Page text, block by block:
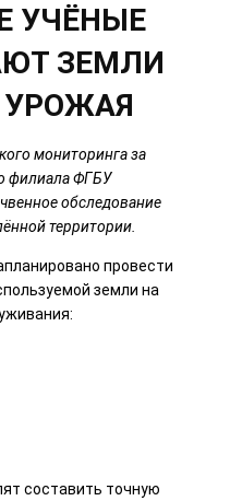
УЧЁНЫЕ
ЗЕМЛИ
мониторинга за
филиала ФГБУ
обследование
территории.
провести
земли на
составить точную